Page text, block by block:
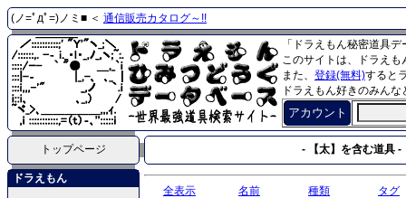
(ノ=ﾟдﾟ=)ノミ■ ＜ 通信販売カタログ～!!
「ドラえもん秘密道具
このサイトは、ドラえ
また、 登録(無料)すると
ドラえもん好きのみん
アカウント
トップページ - 【太】を含む道具 -
ドラえもん
全表示 名前 種類 タグ